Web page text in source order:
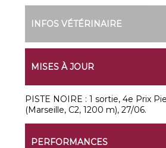
INFOS VÉTÉRINAIRE
MISES À JOUR
PISTE NOIRE : 1 sortie, 4e Prix
(Marseille, C2, 1200 m), 27/06.
PERFORMANCES